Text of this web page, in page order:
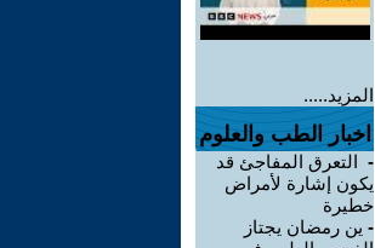
المزيد.....
اخبار الطب والعلوم
- التعرق المفاجئ قد
يكون إشارة لأمراض
خطيرة
- ين رمضان يجتاز